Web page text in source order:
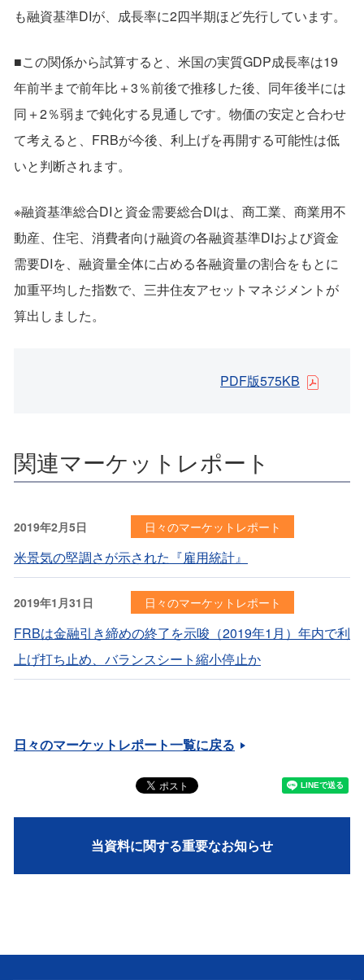
も融資基準DIが、成長率に2四半期ほど先行しています。
■この関係から試算すると、米国の実質GDP成長率は19
年前半まで前年比＋3％前後で推移した後、同年後半には
同＋2％弱まで鈍化する見通しです。物価の安定と合わせ
て考えると、FRBが今後、利上げを再開する可能性は低
いと判断されます。
※融資基準総合DIと資金需要総合DIは、商工業、商業用不
動産、住宅、消費者向け融資の各融資基準DIおよび資金
需要DIを、融資量全体に占める各融資量の割合をもとに
加重平均した指数で、三井住友アセットマネジメントが
算出しました。
PDF版575KB
関連マーケットレポート
2019年2月5日 日々のマーケットレポート
米景気の堅調さが示された『雇用統計』
2019年1月31日 日々のマーケットレポート
FRBは金融引き締めの終了を示唆（2019年1月）年内で利
上げ打ち止め、バランスシート縮小停止か
日々のマーケットレポート一覧に戻る
当資料に関する重要なお知らせ